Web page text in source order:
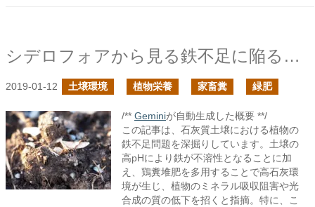
シデロフォアから見る鉄不足に陥るところ
2019-01-12 土壌環境 植物栄養 家畜糞 緑肥
/** Geminiが自動生成した概要 **/
この記事は、石灰質土壌における植物の
鉄不足問題を深掘りしています。土壌の
高pHにより鉄が不溶性となることに加
え、鶏糞堆肥を多用することで高石灰環
境が生じ、植物のミネラル吸収阻害や光
合成の質の低下を招くと指摘。特に、こ